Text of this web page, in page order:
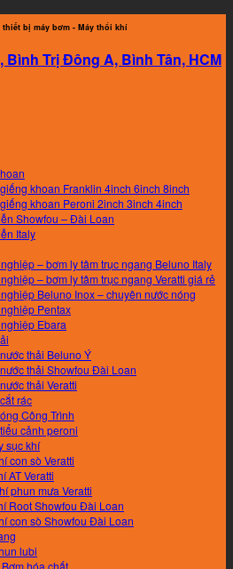
bị máy bơm - Máy thổi khí
Bình Trị Đông A, Bình Tân, HCM
khoan Franklin 4inch 6inch 8inch
khoan Peroni 2inch 3inch 4inch
Showfou – Đài Loan
Italy
– bơm ly tâm trục ngang Beluno Italy
– bơm ly tâm trục ngang Veratti giá rẻ
Beluno Inox – chuyên nước nóng
Pentax
Ebara
thải Beluno Ý
thải Showfou Đài Loan
thải Veratti
rác
Công Trình
cảnh peroni
sục khí
con sò Veratti
AT Veratti
phun mưa Veratti
Root Showfou Đài Loan
con sò Showfou Đài Loan
lubi
hóa chất